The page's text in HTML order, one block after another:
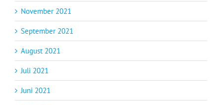
November 2021
September 2021
August 2021
Juli 2021
Juni 2021